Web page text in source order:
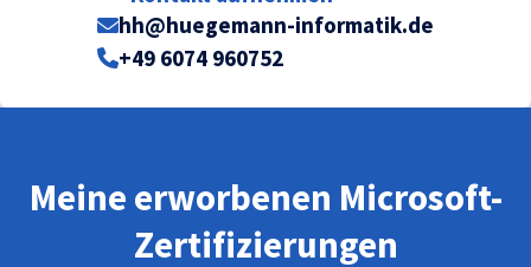
hh@huegemann-informatik.de
+49 6074 960752
Meine erworbenen Microsoft-
Zertifizierungen